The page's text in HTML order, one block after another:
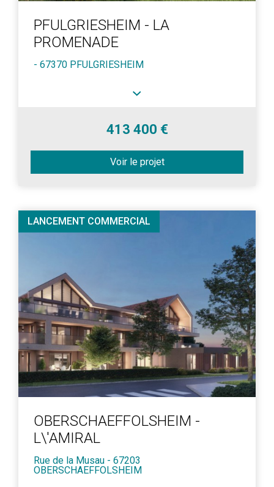
PFULGRIESHEIM - LA
PROMENADE
- 67370 PFULGRIESHEIM
413 400 €
Voir le projet
LANCEMENT COMMERCIAL
OBERSCHAEFFOLSHEIM -
L\'AMIRAL
Rue de la Musau - 67203
OBERSCHAEFFOLSHEIM